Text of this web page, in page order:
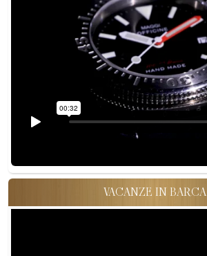
VACANZE IN BARCA